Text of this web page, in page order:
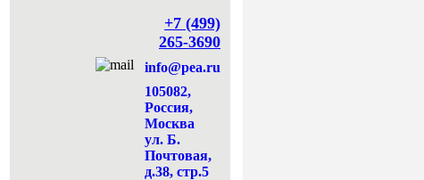
+7 (499)
265-3690
info@pea.ru
105082,
Россия,
Москва
ул. Б.
Почтовая,
д.38, стр.5